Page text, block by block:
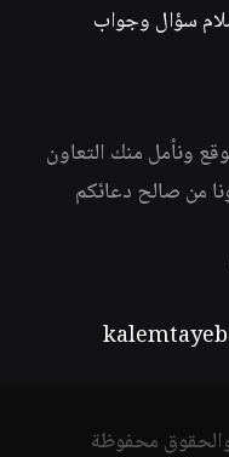
سؤال وجواب
ونأمل منك التعاون
من صالح دعائكم
محفوظة